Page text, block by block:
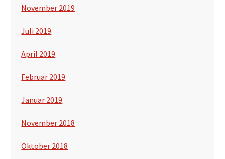
November 2019
Juli 2019
April 2019
Februar 2019
Januar 2019
November 2018
Oktober 2018